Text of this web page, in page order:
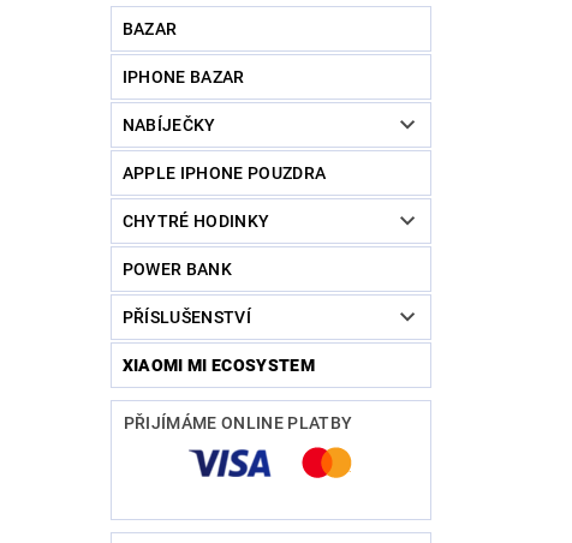
BAZAR
IPHONE BAZAR
NABÍJEČKY
APPLE IPHONE POUZDRA
CHYTRÉ HODINKY
POWER BANK
PŘÍSLUŠENSTVÍ
XIAOMI MI ECOSYSTEM
PŘIJÍMÁME ONLINE PLATBY